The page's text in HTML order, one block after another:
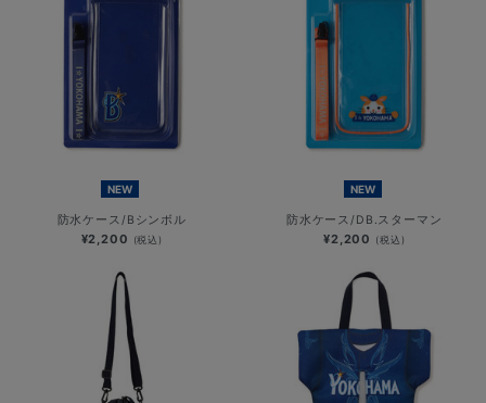
NEW
防水ケース/Bシンボル
¥2,200 (税込)
NEW
防水ケース/DB.スターマン
¥2,200 (税込)